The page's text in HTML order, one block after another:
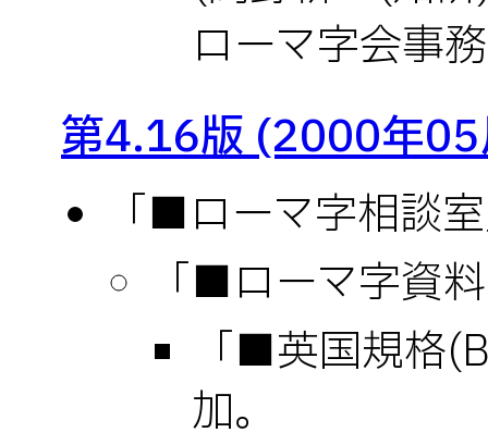
ローマ字会事
第4.16版 (2000年
「■ローマ字相談
「■ローマ字資
「■英国規格
加。